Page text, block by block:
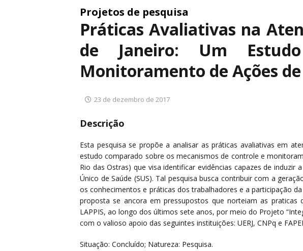
Projetos de pesquisa
Práticas Avaliativas na
de Janeiro: Um
Monitoramento de Ações
23 de dezembro de 2017
Descrição
Esta pesquisa se propõe a analisar as práticas avaliativas em
estudo comparado sobre os mecanismos de controle e
Rio das Ostras) que visa identificar evidências capazes de
Único de Saúde (SUS). Tal pesquisa busca contribuir com a
os conhecimentos e práticas dos trabalhadores e a participação
proposta se ancora em pressupostos que norteiam as praticas
LAPPIS, ao longo dos últimos sete anos, por meio do Projeto
com o valioso apoio das seguintes instituições: UERJ, CNPq e
Situação: Concluído; Natureza: Pesquisa.